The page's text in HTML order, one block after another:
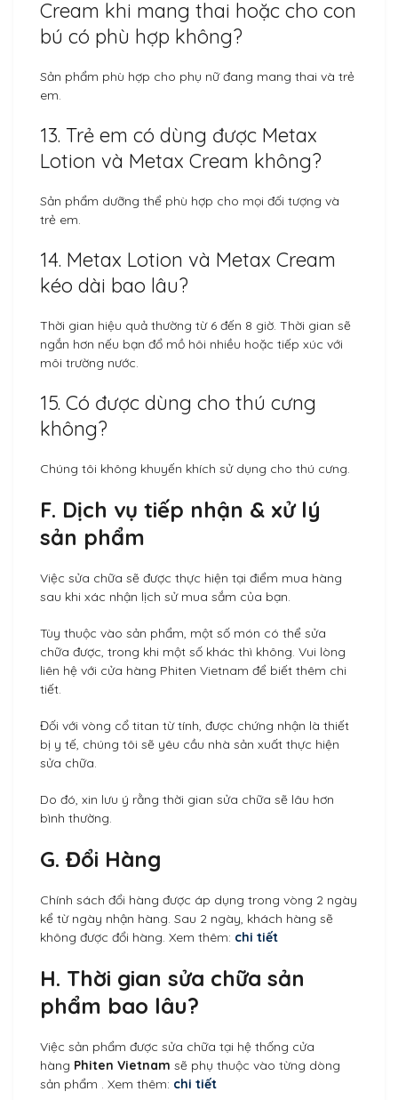
Cream khi mang thai hoặc cho con
bú có phù hợp không?
Sản phẩm phù hợp cho phụ nữ đang mang thai và trẻ
em.
13. Trẻ em có dùng được Metax
Lotion và Metax Cream không?
Sản phẩm dưỡng thể phù hợp cho mọi đối tượng và
trẻ em.
14. Metax Lotion và Metax Cream
kéo dài bao lâu?
Thời gian hiệu quả thường từ 6 đến 8 giờ. Thời gian sẽ
ngắn hơn nếu bạn đổ mồ hôi nhiều hoặc tiếp xúc với
môi trường nước.
15. Có được dùng cho thú cưng
không?
Chúng tôi không khuyến khích sử dụng cho thú cưng.
F. Dịch vụ tiếp nhận & xử lý
sản phẩm
Việc sửa chữa sẽ được thực hiện tại điểm mua hàng
sau khi xác nhận lịch sử mua sắm của bạn.
Tùy thuộc vào sản phẩm, một số món có thể sửa
chữa được, trong khi một số khác thì không. Vui lòng
liên hệ với cửa hàng Phiten Vietnam để biết thêm chi
tiết.
Đối với vòng cổ titan từ tính, được chứng nhận là thiết
bị y tế, chúng tôi sẽ yêu cầu nhà sản xuất thực hiện
sửa chữa.
Do đó, xin lưu ý rằng thời gian sửa chữa sẽ lâu hơn
bình thường.
G. Đổi Hàng
Chính sách đổi hàng được áp dụng trong vòng 2 ngày
kể từ ngày nhận hàng. Sau 2 ngày, khách hàng sẽ
không được đổi hàng. Xem thêm: chi tiết
H. Thời gian sửa chữa sản
phẩm bao lâu?
Việc sản phẩm được sửa chữa tại hệ thống cửa
hàng Phiten Vietnam sẽ phụ thuộc vào từng dòng
sản phẩm . Xem thêm: chi tiết